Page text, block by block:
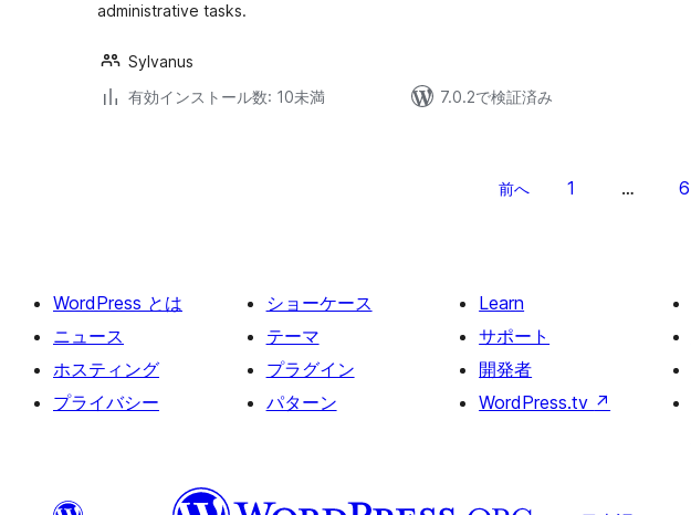
administrative tasks.
Sylvanus
有効インストール数: 10未満
7.0.2で検証済み
ジ
送
り
前へ 1 … 6
WordPress とは
ニュース
ホスティング
プライバシー
ショーケース
テーマ
プラグイン
パターン
Learn
サポート
開発者
WordPress.tv ↗